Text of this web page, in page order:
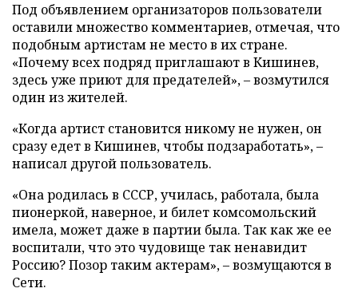
Под объявлением организаторов пользователи
оставили множество комментариев, отмечая, что
подобным артистам не место в их стране.
«Почему всех подряд приглашают в Кишинев,
здесь уже приют для предателей», – возмутился
один из жителей.
«Когда артист становится никому не нужен, он
сразу едет в Кишинев, чтобы подзаработать», –
написал другой пользователь.
«Она родилась в СССР, училась, работала, была
пионеркой, наверное, и билет комсомольский
имела, может даже в партии была. Так как же ее
воспитали, что это чудовище так ненавидит
Россию? Позор таким актерам», – возмущаются в
Сети.